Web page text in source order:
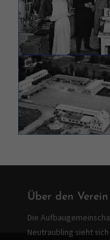
Über den Verein
Die
Neutraubling sieht